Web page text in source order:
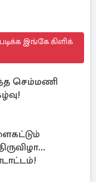
இங்கே கிளிக்
செம்மணி